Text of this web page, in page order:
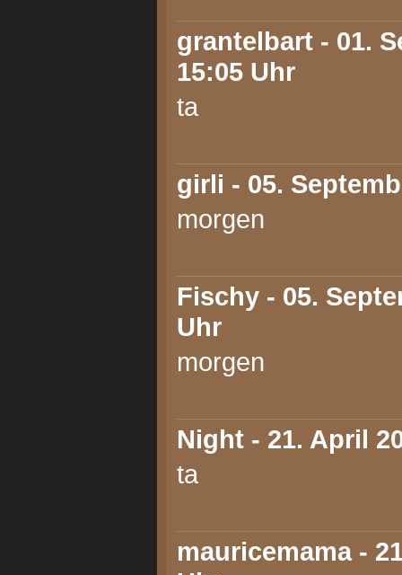
grantelbart - 01.
15:05 Uhr
ta
girli - 05.
morgen
Fischy - 05.
Uhr
morgen
Night - 21. April
ta
mauricemama-